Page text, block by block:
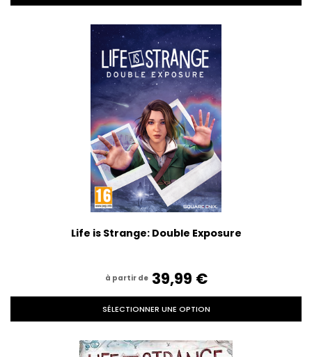
Life is Strange: Double Exposure
à partir de 39,99‎ ‎€
SÉLECTIONNER UNE OPTION